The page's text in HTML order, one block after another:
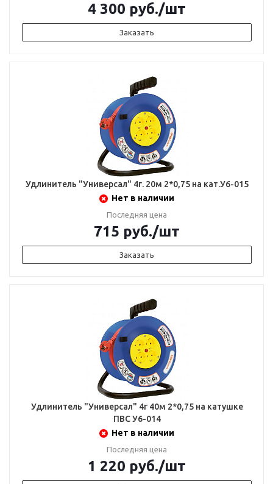
4 300 руб./шт
Заказать
Удлинитель "Универсал" 4г. 20м 2*0,75 на кат.У6-015
Нет в наличии
Последняя цена
715 руб./шт
Заказать
Удлинитель "Универсал" 4г 40м 2*0,75 на катушке
ПВС У6-014
Нет в наличии
Последняя цена
1 220 руб./шт